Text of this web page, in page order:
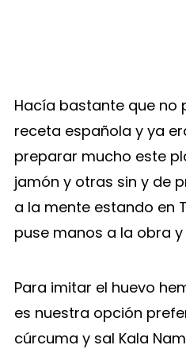
Hacía bastante que no
receta española y ya
preparar mucho este
jamón y otras sin y de
a la mente estando en
puse manos a la obra
Para imitar el huevo
es nuestra opción
cúrcuma y sal Kala